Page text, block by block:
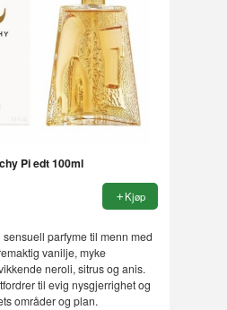
Pi edt 100ml
Kjøp
sensuell parfyme til menn med
vanilje, myke
neroli, sitrus og anis.
til evig nysgjerrighet og
områder og plan.